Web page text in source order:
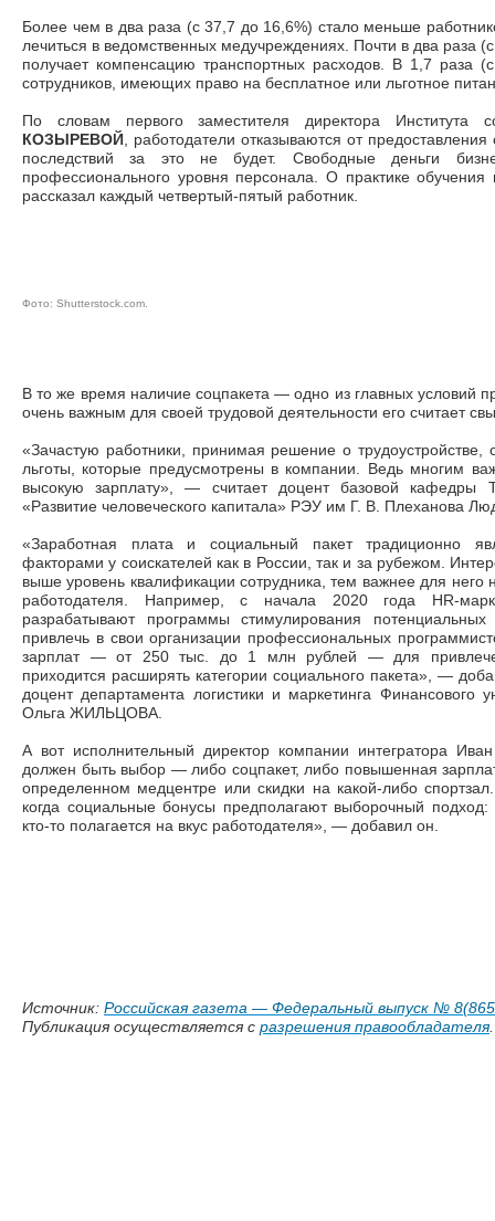
Более чем в два раза (с 37,7 до 16,6%) стало меньше
лечиться в ведомственных медучреждениях. Почти в два раза
получает компенсацию транспортных расходов. В 1,7 раза
сотрудников, имеющих право на бесплатное или льготное
По словам первого заместителя директора
КОЗЫРЕВОЙ, работодатели отказываются от
последствий за это не будет. Свободные деньги
профессионального уровня персонала. О практике
рассказал каждый четвертый-пятый работник.
Фото: Shutterstock.com.
В то же время наличие соцпакета— одно из главных условий
очень важным для своей трудовой деятельности его считает
«Зачастую работники, принимая решение о
льготы, которые предусмотрены в компании. Ведь многим
высокую зарплату»,— считает доцент базовой кафедры
«Развитие человеческого капитала» РЭУ им Г. В.
«Заработная плата и социальный пакет традиционно
факторами у соискателей как в России, так и за рубежом.
выше уровень квалификации сотрудника, тем важнее для него
работодателя. Например, с начала 2020 года HR-
разрабатывают программы стимулирования
привлечь в свои организации профессиональных
зарплат —от 250 тыс. до 1 млн рублей —для
приходится расширять категории социального пакета», —
доцент департамента логистики и маркетинга Финансового
Ольга ЖИЛЬЦОВА.
А вот исполнительный директор компании интегратора
должен быть выбор —либо соцпакет, либо повышенная
определенном медцентре или скидки на какой-либо
когда социальные бонусы предполагают выборочный подход:
кто-то полагается на вкус работодателя», — добавил он.
Источник: Российская газета — Федеральный выпуск №
Публикация осуществляется с разрешения правообладателя.